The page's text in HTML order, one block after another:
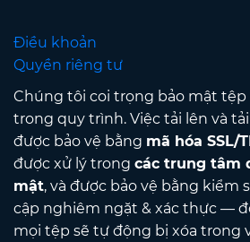
Điều khoản
Quyền riêng tư
Chúng tôi coi trọng bảo mật tệp
trong quy trình. Việc tải lên và
được bảo vệ bằng mã hóa SSL/
được xử lý trong các trung tâm
mật, và được bảo vệ bằng kiểm
cập nghiêm ngặt & xác thực —
mọi tệp sẽ tự động bị xóa trong